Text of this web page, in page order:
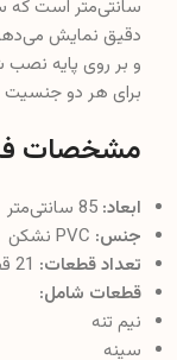
سانتی‌متر است که
دقیق نمایش
و بر روی پایه
برای هر دو جنسیت مناسب
مشخصات
ابعاد:
جنس:
تعداد قطعات:
قطعات شامل:
نیم تنه
سینه